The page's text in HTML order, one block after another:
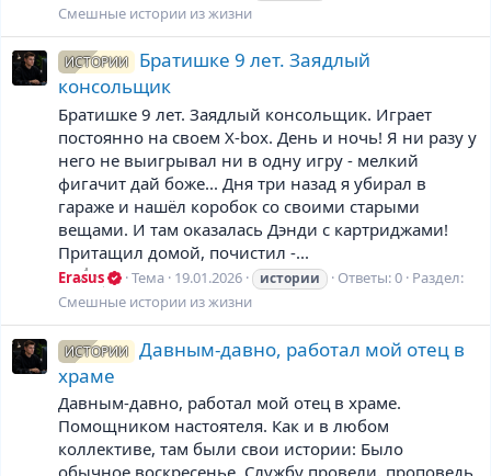
Смешные истории из жизни
ИСТОРИИ
Братишке 9 лет. Заядлый
консольщик
Братишке 9 лет. Заядлый консольщик. Играет
постоянно на своем X-box. День и ночь! Я ни разу у
него не выигрывал ни в одну игру - мелкий
фигачит дай боже... Дня три назад я убирал в
гараже и нашёл коробок со своими старыми
вещами. И там оказалась Дэнди с картриджами!
Притащил домой, почистил -...
Erasus Тема 19.01.2026 истории Ответы: 0 Раздел:
Смешные истории из жизни
ИСТОРИИ
Давным-давно, работал мой отец в
храме
Давным-давно, работал мой отец в храме.
Помощником настоятеля. Как и в любом
коллективе, там были свои истории: Было